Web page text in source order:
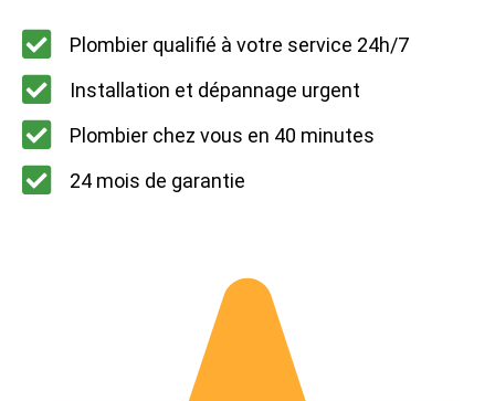
Plombier qualifié à votre service 24h/7
Installation et dépannage urgent
Plombier chez vous en 40 minutes
24 mois de garantie